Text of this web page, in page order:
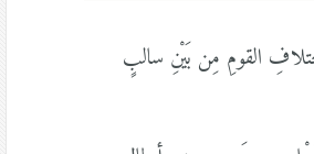
القومِ مِن بَيْنِ سالبٍ